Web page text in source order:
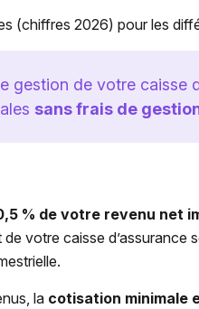
(chiffres 2026) pour les
de votre caisse
sans frais de
% de votre revenu net
votre caisse d’assurance
la cotisation minimale